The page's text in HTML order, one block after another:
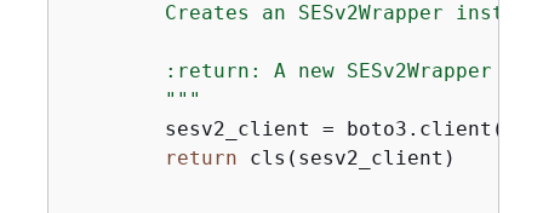
Creates an SESv2Wrapper
:return: A new SESv2Wrapper
        """
        sesv2_client = boto3.client(
return cls(sesv2_client)